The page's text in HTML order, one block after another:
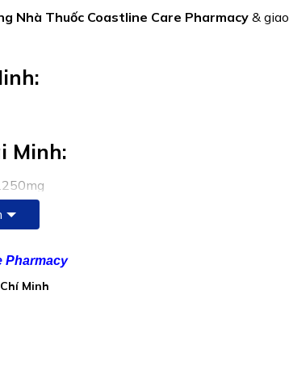
Nhà Thuốc Coastline Care Pharmacy &
Minh:
Việt Nam (Codonopsis javanica
Pharmacy
Minh